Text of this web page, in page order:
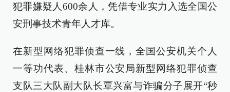
犯罪嫌疑人600余人，凭借专业实力入选全国公
安刑事技术青年人才库。
在新型网络犯罪侦查一线，全国公安机关个人
一等功代表、桂林市公安局新型网络犯罪侦查
支队三大队副大队长覃兴富与诈骗分子展开“秒